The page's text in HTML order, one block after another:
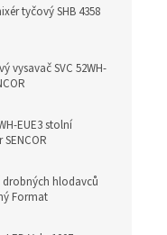
tyčový SHB 4358
vysavač SVC 52WH-
EUE3 stolní
drobných hlodavců
Format